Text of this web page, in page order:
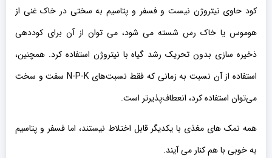
کود حاوی نیتروژن نیست و فسفر و پتاسیم به سختی در خاک غنی از
هوموس یا خاک رس شسته می شود، می توان از آن برای کوددهی
ذخیره سازی بدون تحریک رشد گیاه با نیتروژن استفاده کرد. همچنین،
استفاده از آن نسبت به زمانی که فقط نسبت‌های N-P-K سفت و سخت
می‌توان استفاده کرد، انعطاف‌پذیرتر است.
همه نمک های مغذی با یکدیگر قابل اختلاط نیستند، اما فسفر و پتاسیم
به خوبی با هم کنار می آیند.